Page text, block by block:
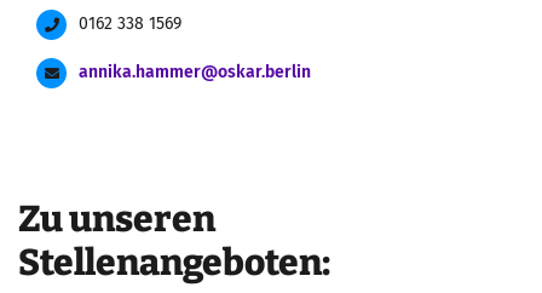
0162 338 1569
annika.hammer@oskar.berlin
Zu unseren
Stellenangeboten: